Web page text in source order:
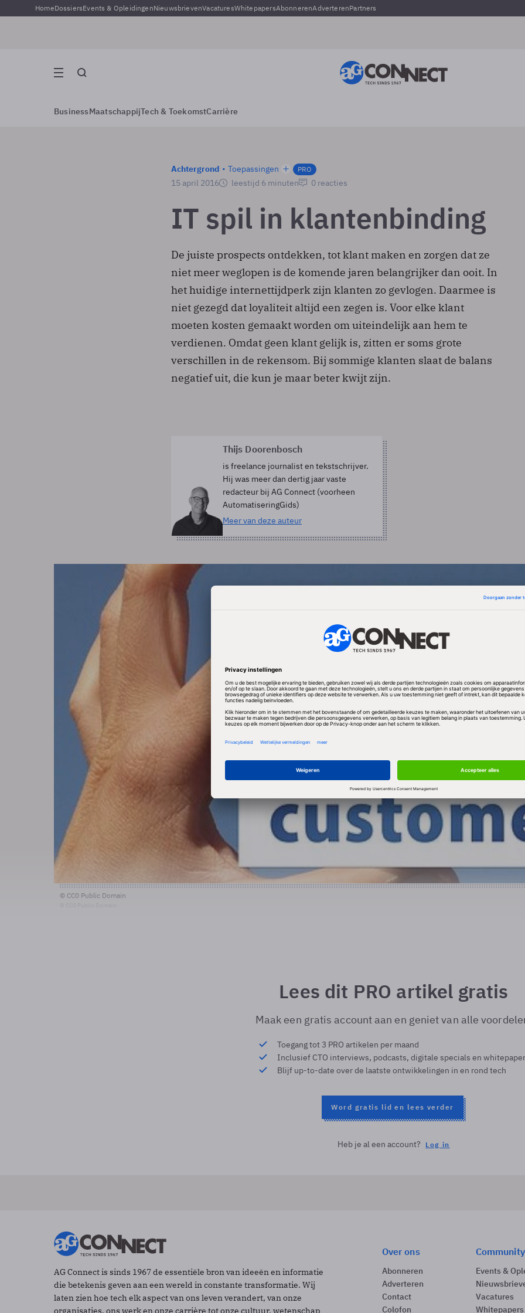
HomeDossiersEvents & OpleidingenNieuwsbrievenVacaturesWhitepapersAbonnerenAdverterenPartners
BusinessMaatschappijTech & ToekomstCarrière
Achtergrond Toepassingen PRO
15 april 2016 leestijd 6 minuten 0 reacties
IT spil in klantenbinding
De juiste prospects ontdekken, tot klant maken en zorgen dat ze
niet meer weglopen is de komende jaren belangrijker dan ooit. In
het huidige internettijdperk zijn klanten zo gevlogen. Daarmee is
niet gezegd dat loyaliteit altijd een zegen is. Voor elke klant
moeten kosten gemaakt worden om uiteindelijk aan hem te
verdienen. Omdat geen klant gelijk is, zitten er soms grote
verschillen in de rekensom. Bij sommige klanten slaat de balans
negatief uit, die kun je maar beter kwijt zijn.
Thijs Doorenbosch
is freelance journalist en tekstschrijver.
Hij was meer dan dertig jaar vaste
redacteur bij AG Connect (voorheen
AutomatiseringGids)
Meer van deze auteur
© CC0 Public Domain
Lees dit PRO artikel gratis
Maak een gratis account aan en geniet van alle
Toegang tot 3 PRO artikelen per maand
Inclusief CTO interviews, podcasts, digitale specials en
Blijf up-to-date over de laatste ontwikkelingen in en rond tech
Word gratis lid en lees verder
Heb je al een account? Log in
AG Connect is sinds 1967 de essentiële bron van ideeën en informatie
die betekenis geven aan een wereld in constante transformatie. Wij
laten zien hoe tech elk aspect van ons leven verandert, van onze
organisaties, ons werk en onze carrière tot onze cultuur, wetenschap
Over ons
Abonneren
Adverteren
Contact
Colofon
Community
Events &
Vacatures
Whitepapers